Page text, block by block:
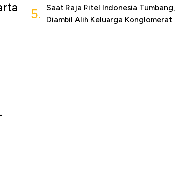
5.
Saat Raja Ritel Indonesia Tumbang,
Diambil Alih Keluarga Konglomerat